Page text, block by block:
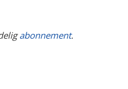
abonnement.